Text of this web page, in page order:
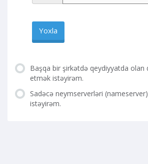
Yoxla
Başqa bir şirkətdə qeydiyyatda
etmək istəyirəm.
Sadəcə neymserverləri
istəyirəm.